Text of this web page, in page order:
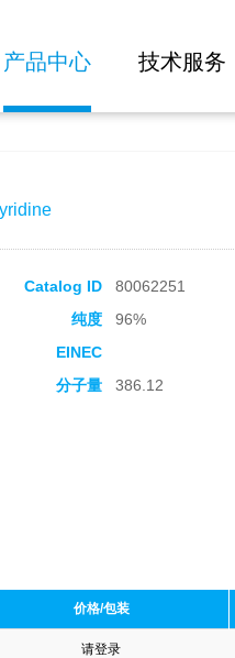
产品中心 技术服务
Catalog ID 80062251
纯度
96%
EINEC
分子量
386.12
价格/包装
请登录